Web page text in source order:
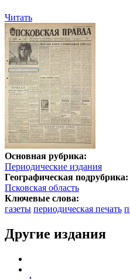
Читать
Основная рубрика:
Периодические издания
Географическая подрубрика:
Псковская область
Ключевые слова:
газеты периодическая печать
Другие издания